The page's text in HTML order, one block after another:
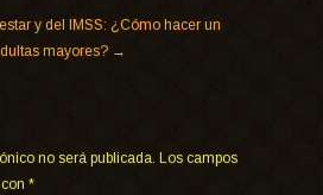
y del IMSS: ¿Cómo hacer un
mayores? →
no será publicada. Los campos
*